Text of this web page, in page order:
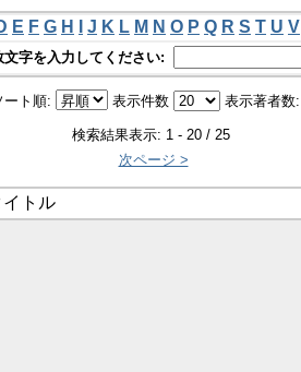
E F G H J K L M N O P Q R S T U V
字を入力してください:
ート順: 表示件数 表示著者数:
検索結果表示: 1 - 20 / 25
次ページ >
イトル